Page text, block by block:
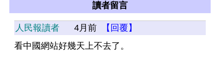
讀者留言
人民報讀者 4月前
【回覆】
看中國網站好幾天上不去了。